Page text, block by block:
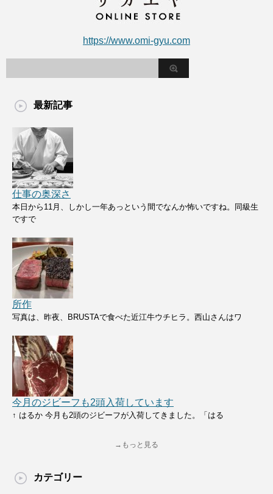
https://www.omi-gyu.com
最新記事
仕事の奥深さ
本日から11月、しかし一年あっという間でなんか怖いですね。同級生
ですで
所作
写真は、昨夜、BRUSTAで食べた近江牛ウチヒラ。西山さんはワ
今月のジビーフも2頭入荷しています
↑ はるか 今月も2頭のジビーフが入荷してきました。「はる
→もっと見る
カテゴリー